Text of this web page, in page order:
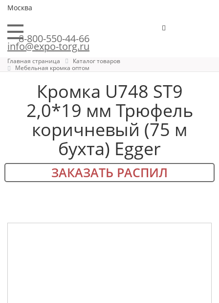
Москва
8-800-550-44-66
info@expo-torg.ru
Главная страница
Каталог товаров
Мебельная кромка оптом
Кромка U748 ST9
2,0*19 мм Трюфель
коричневый (75 м
бухта) Egger
ЗАКАЗАТЬ РАСПИЛ